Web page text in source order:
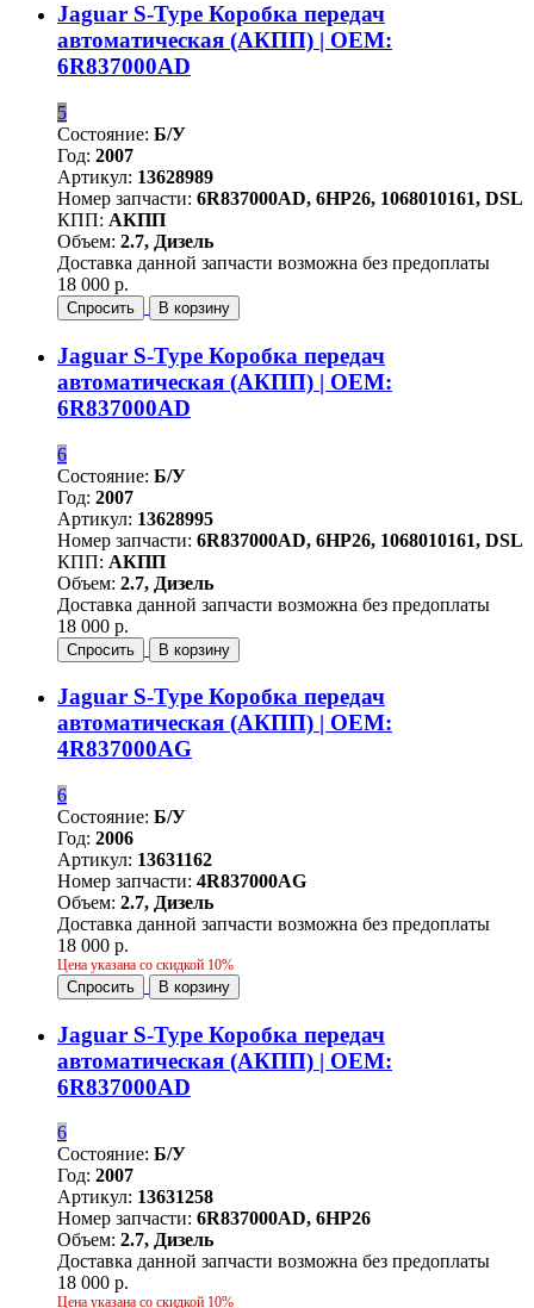
Jaguar S-Type Коробка передач
автоматическая (АКПП) | OEM:
6R837000AD
5
Состояние: Б/У
Год: 2007
Артикул: 13628989
Номер запчасти: 6R837000AD, 6HP26, 1068010161, DSL
КПП: АКПП
Объем: 2.7, Дизель
Доставка данной запчасти возможна без предоплаты
18 000 р.
Спросить В корзину
Jaguar S-Type Коробка передач
автоматическая (АКПП) | OEM:
6R837000AD
6
Состояние: Б/У
Год: 2007
Артикул: 13628995
Номер запчасти: 6R837000AD, 6HP26, 1068010161, DSL
КПП: АКПП
Объем: 2.7, Дизель
Доставка данной запчасти возможна без предоплаты
18 000 р.
Спросить В корзину
Jaguar S-Type Коробка передач
автоматическая (АКПП) | OEM:
4R837000AG
6
Состояние: Б/У
Год: 2006
Артикул: 13631162
Номер запчасти: 4R837000AG
Объем: 2.7, Дизель
Доставка данной запчасти возможна без предоплаты
18 000 р.
Цена указана со скидкой 10%
Спросить В корзину
Jaguar S-Type Коробка передач
автоматическая (АКПП) | OEM:
6R837000AD
6
Состояние: Б/У
Год: 2007
Артикул: 13631258
Номер запчасти: 6R837000AD, 6HP26
Объем: 2.7, Дизель
Доставка данной запчасти возможна без предоплаты
18 000 р.
Цена указана со скидкой 10%